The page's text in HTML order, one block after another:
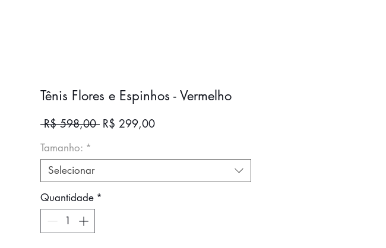
Tênis Flores e Espinhos - Vermelho
R$ 598,00 Preço
R$ 299,00Preço
Tamanho: *
Selecionar
Quantidade *